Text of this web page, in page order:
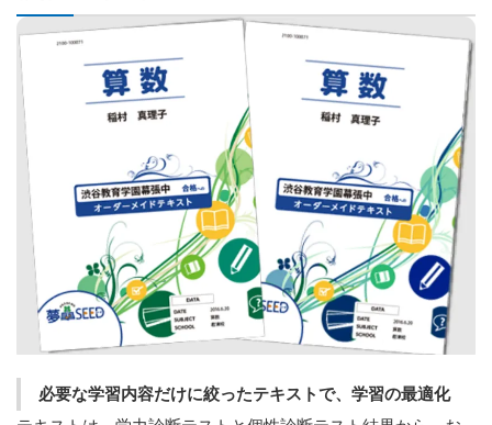
必要な学習内容だけに絞ったテキストで、学習の最適化